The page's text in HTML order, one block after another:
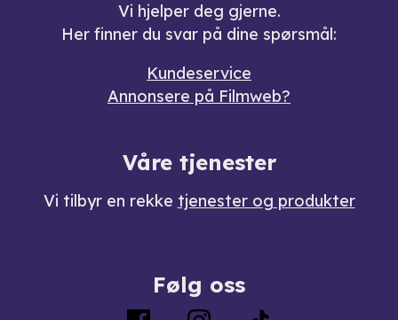
Vi hjelper deg gjerne.
Her finner du svar på dine spørsmål:
Kundeservice
Annonsere på Filmweb?
Våre tjenester
Vi tilbyr en rekke tjenester og produkter
Følg oss